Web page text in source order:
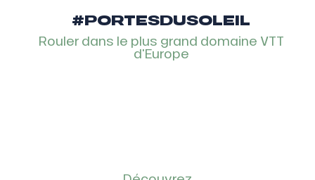
#PORTESDUSOLEIL
Rouler dans le plus grand domaine VTT
d'Europe